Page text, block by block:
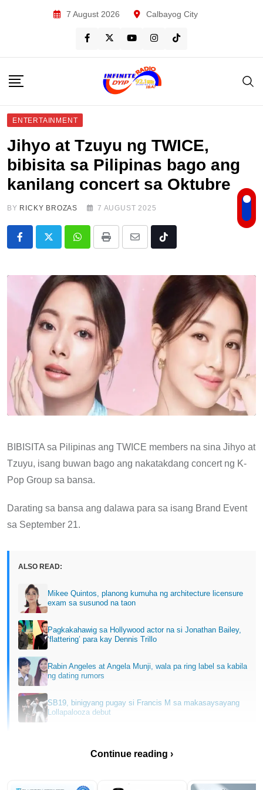
7 August 2026 Calbayog City
ENTERTAINMENT
Jihyo at Tzuyu ng TWICE,
bibisita sa Pilipinas bago ang
kanilang concert sa Oktubre
BY RICKY BROZAS 7 AUGUST 2025
Whatsapp
Print
Email
Tiktok
BIBISITA sa Pilipinas ang TWICE members na sina Jihyo at
Tzuyu, isang buwan bago ang nakatakdang concert ng K-
Pop Group sa bansa.
Darating sa bansa ang dalawa para sa isang Brand Event
sa September 21.
ALSO READ:
Mikee Quintos, planong kumuha ng architecture licensure
exam sa susunod na taon
Pagkakahawig sa Hollywood actor na si Jonathan Bailey,
‘flattering’ para kay Dennis Trillo
Rabin Angeles at Angela Munji, wala pa ring label sa kabila
ng dating rumors
SB19, binigyang pugay si Francis M sa makasaysayang
Lollapalooza debut
Continue reading ›